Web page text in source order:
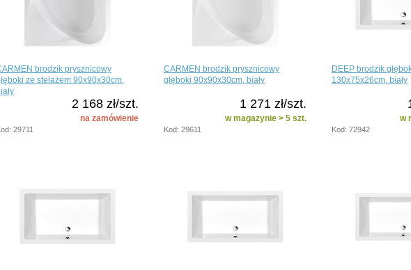
brodzik prysznicowy
ze stelażem 90x90x30cm,
2 168 zł/szt.
na zamówienie
29711
CARMEN brodzik prysznicowy
głęboki 90x90x30cm, biały
1 271 zł/szt.
w magazynie > 5 szt.
Kod: 29611
DEEP brodzik
130x75x26cm, biały
w
Kod: 72942